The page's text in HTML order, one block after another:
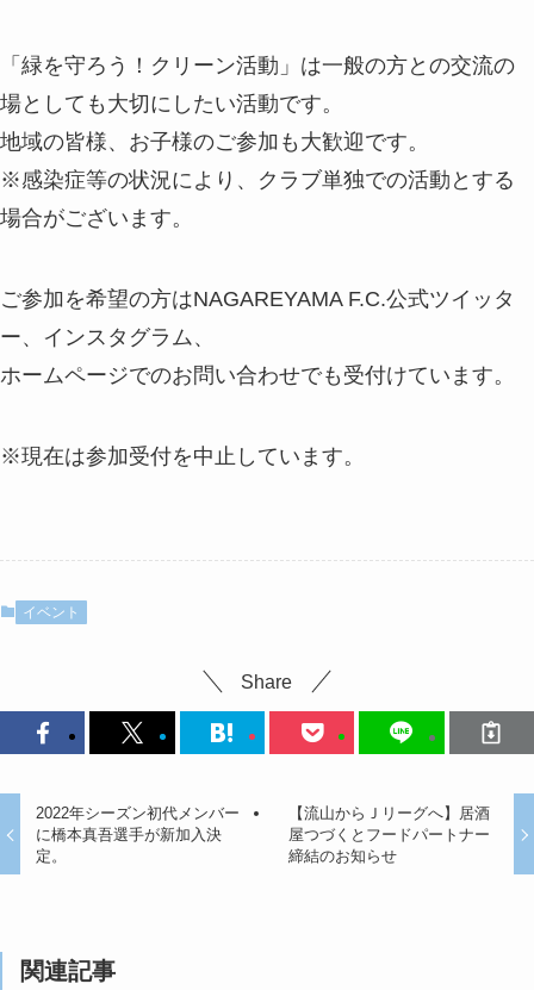
「緑を守ろう！クリーン活動」は一般の方との交流の
場としても大切にしたい活動です。
地域の皆様、お子様のご参加も大歓迎です。
※感染症等の状況により、クラブ単独での活動とする
場合がございます。
ご参加を希望の方はNAGAREYAMA F.C.公式ツイッタ
ー、インスタグラム、
ホームページでのお問い合わせでも受付けています。
※現在は参加受付を中止しています。
イベント
Share
2022年シーズン初代メンバー
に橋本真吾選手が新加入決
定。
【流山からＪリーグへ】居酒
屋つづくとフードパートナー
締結のお知らせ
関連記事